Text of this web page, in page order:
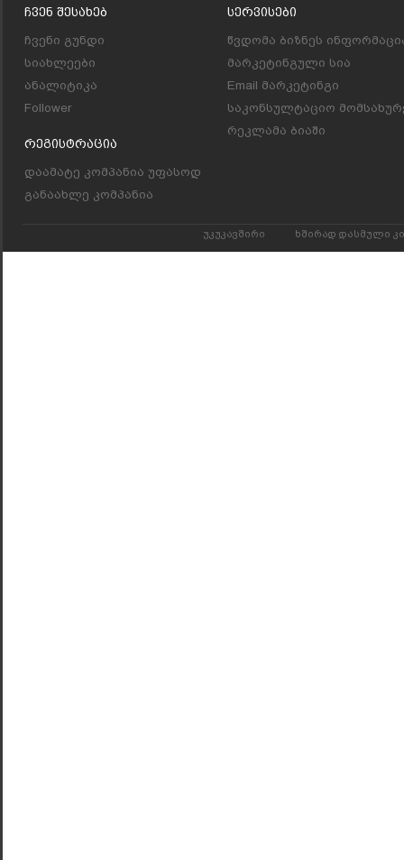
Ჩვენ Შესახებ
ჩვენი გუნდი
სიახლეები
ანალიტიკა
Follower
Რეგისტრაცია
დაამატე კომპანია უფასოდ
განაახლე კომპანია
Სერვისები
წვდომა ბიზნეს
მარკეტინგული სია
Email მარკეტინგი
საკონსულტაციო
რეკლამა ბიაში
უკუკავშირი ხშირად დასმული